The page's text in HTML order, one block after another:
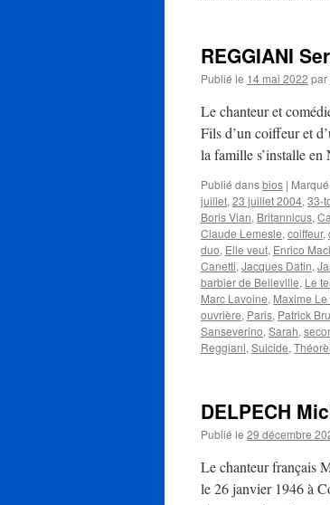
REGGIANI
Publié le 14 mai 2022 par
Le chanteur et
Fils d’un coiffeur et
la famille s’installe
Publié dansbios |
juillet, 23 juillet 2004, 33-
Boris Vian, Britannicus,
Claude Lemesle, coiffeur,
duo, Elle veut, Enrico
Canetti, Jacques Datin,
barbier de Belleville, Le
Marc Lavoine, Maxime
ouvrière, Paris, Patrick
Sanseverino, Sarah,
Reggiani, Suicide,
DELPECH
Publié le 29 décembre
Le chanteur français
le 26 janvier 1946 à